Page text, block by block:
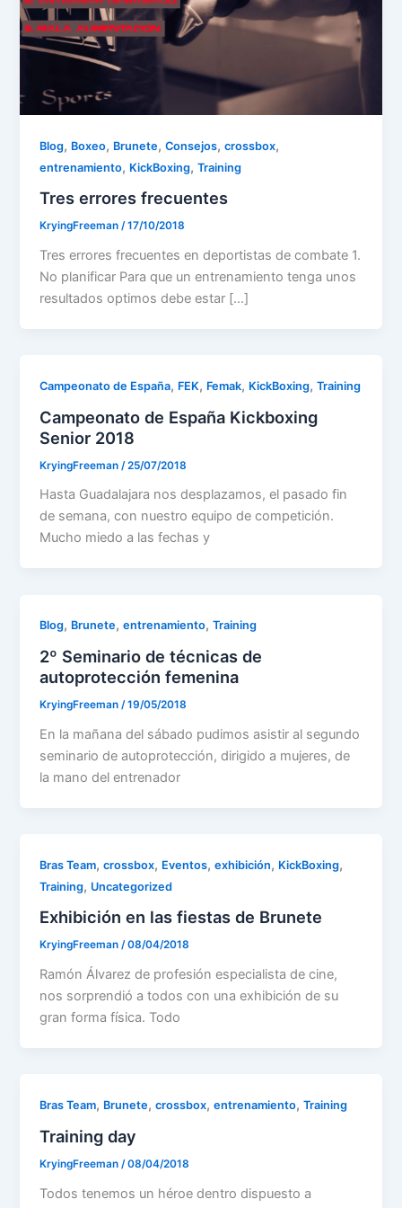
Blog, Boxeo, Brunete,Consejos,crossbox,
entrenamiento, KickBoxing,Training
Tres errores frecuentes
KryingFreeman/17/10/2018
Tres errores frecuentes en deportistas de combate 1.
No planificar Para que un entrenamiento tenga unos
resultados optimos debe estar […]
Campeonato de España, FEK, Femak, KickBoxing,Training
Campeonato de España Kickboxing
Senior 2018
KryingFreeman /25/07/2018
Hasta Guadalajara nos desplazamos, el pasado fin
de semana, con nuestro equipo de competición.
Mucho miedo a las fechas y
Blog, Brunete,entrenamiento,Training
2º Seminario de técnicas de
autoprotección femenina
KryingFreeman/19/05/2018
En la mañana del sábado pudimos asistir al segundo
seminario de autoprotección, dirigido a mujeres, de
la mano del entrenador
Bras Team,crossbox, Eventos,exhibición, KickBoxing,
Training, Uncategorized
Exhibición en las fiestas de Brunete
KryingFreeman/08/04/2018
Ramón Álvarez de profesión especialista de cine,
nos sorprendió a todos con una exhibición de su
gran forma física. Todo
Bras Team, Brunete,crossbox,entrenamiento,Training
Training day
KryingFreeman /08/04/2018
Todos tenemos un héroe dentro dispuesto a